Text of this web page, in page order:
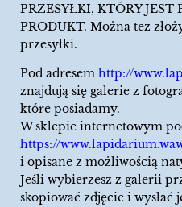
PRZESYŁKI, KTÓRY JEST
PRODUKT. Można tez
przesyłki.
Pod adresem http://
znajdują się galerie z
które posiadamy.
W sklepie internetowym
https://
i opisane z możliwością
Jeśli wybierzesz z galerii
skopiować zdjęcie i wysłać